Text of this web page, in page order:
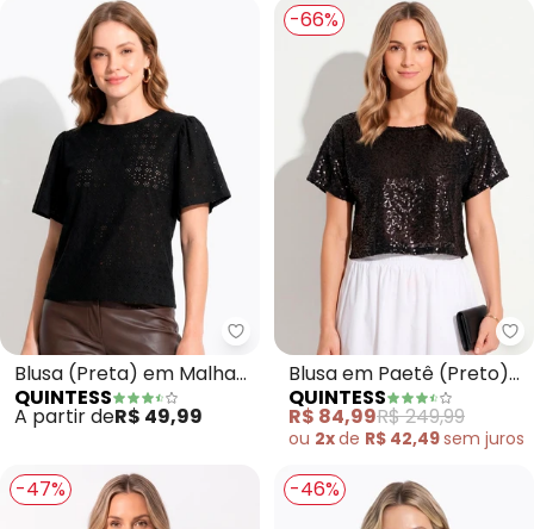
Quintess - Blusa (Preta) em
Blusa (Preta) em Malha
Laise
QUINTESS
A partir deR$ 49,99
-66%
Blusa em Paetê (Preto)
Soltinha
QUINTESS
R$ 84,99R$ 249,99
ou 2xde R$ 42,49sem juros
-47% -46%